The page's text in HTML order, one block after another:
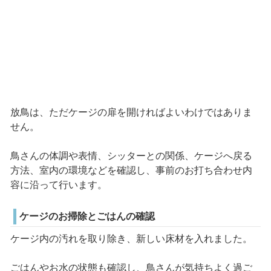
放鳥は、ただケージの扉を開ければよいわけではありま
せん。
鳥さんの体調や表情、シッターとの関係、ケージへ戻る
方法、室内の環境などを確認し、事前のお打ち合わせ内
容に沿って行います。
ケージのお掃除とごはんの確認
ケージ内の汚れを取り除き、新しい床材を入れました。
ごはんやお水の状態も確認し、鳥さんが気持ちよく過ご